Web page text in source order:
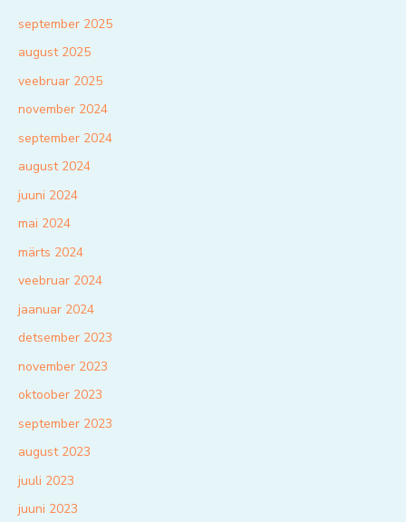
september 2025
august 2025
veebruar 2025
november 2024
september 2024
august 2024
juuni 2024
mai 2024
märts 2024
veebruar 2024
jaanuar 2024
detsember 2023
november 2023
oktoober 2023
september 2023
august 2023
juuli 2023
juuni 2023